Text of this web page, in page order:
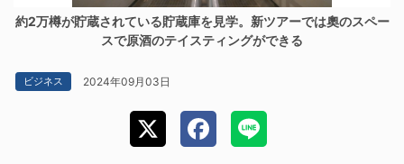
約2万樽が貯蔵されている貯蔵庫を見学。新ツアーでは奧のスペー
スで原酒のテイスティングができる
ビジネス 2024年09月03日